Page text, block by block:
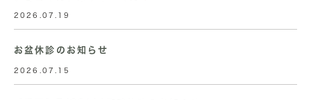
2026.07.19
お盆休診のお知らせ
2026.07.15